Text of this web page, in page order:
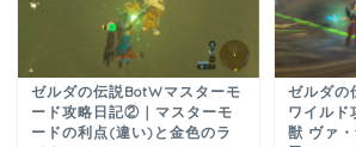
ゼルダの伝説BotWマスターモ
ード攻略日記②｜マスターモ
ードの利点(違い)と金色のラ
ゼルダの
ワイル
獣 ヴァ